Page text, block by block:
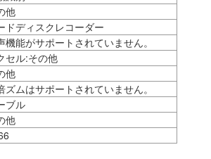
他
ドディスクレコーダー
機能がサポートされていません。
セル:その他
他
ズムはサポートされていません。
ブル
他